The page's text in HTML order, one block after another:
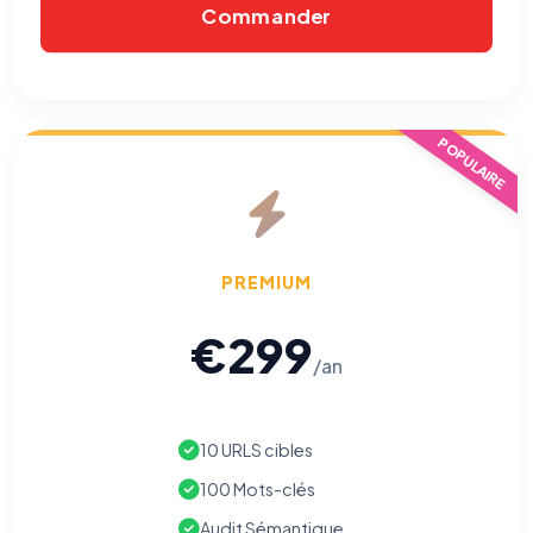
Commander
POPULAIRE
PREMIUM
€299/an
10 URLS cibles
100 Mots-clés
Audit Sémantique
Cookies essentiels
Nous aident à comprendre comment vous utilisez le site
(pages visitées, durée de visite) pour l'améliorer. Données
anonymisées via Google Analytics.
mesurer l'efficacité de nos campagnes (Google Ads,
Meta/Facebook). Vous pouvez les refuser sans impact sur
Traceurs des courriels
Les e-mails peuvent contenir un pixel d'ouverture et des liens
traçants (Art. 82 loi Informatique et Libertés ; recommandation CNIL
pixels 2026 / FAQ juillet 2026).Ce suivi n'est pas géré par ce
(cadre distinct du site web). Pour vous y